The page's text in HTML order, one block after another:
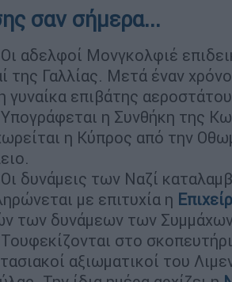
σαν σήμερα...
αδελφοί Μονγκολφιέ
της Γαλλίας. Μετά έναν
γυναίκα επιβάτης
η Συνθήκη της
η Κύπρος από την
δυνάμεις των Ναζί
με επιτυχία η
των δυνάμεων των
στο
αξιωματικοί του